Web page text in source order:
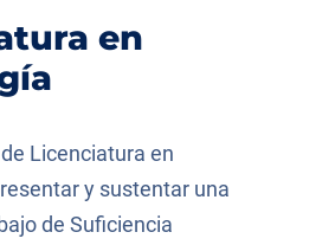
en
Licenciatura en
y sustentar una
de Suficiencia